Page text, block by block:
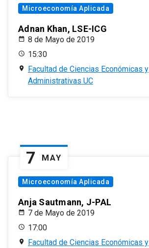
Microeconomía Aplicada
Adnan Khan, LSE-ICG
8 de Mayo de 2019
15:30
Facultad de Ciencias Económicas y
Administrativas UC
7 MAY
Microeconomía Aplicada
Anja Sautmann, J-PAL
7 de Mayo de 2019
17:00
Facultad de Ciencias Económicas y